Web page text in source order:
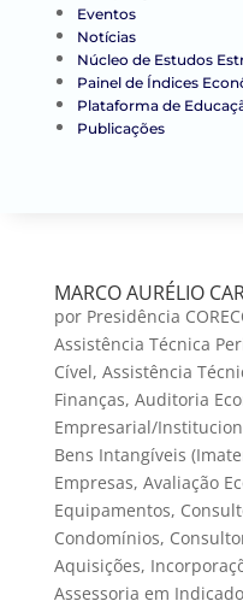
Eventos
Notícias
Núcleo de Estudos
Painel de Índices
Plataforma de
Publicações
MARCO AURÉLIO
por Presidência
Assistência Técnica
Cível, Assistência
Finanças, Auditoria
Empresarial/
Bens Intangíveis
Empresas, Avaliação
Equipamentos,
Condomínios,
Aquisições,
Assessoria em